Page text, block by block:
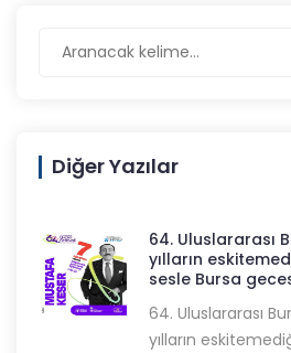
Diğer Yazılar
64. Uluslararası
yılların
sesle Bursa
64. Uluslararası
yılların